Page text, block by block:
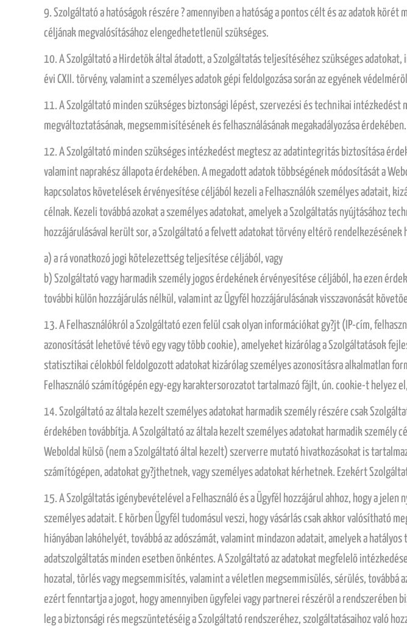
9. Szolgáltató a hatóságok részére ? amennyiben a hatóság a pontos célt és az adatok
céljának megvalósításához elengedhetetlenül szükséges.
10. A Szolgáltató a Hirdetök által átadott, a Szolgáltatás teljesítéséhez szükséges
évi CXII. törvény, valamint a személyes adatok gépi feldolgozása során az egyének
11. A Szolgáltató minden szükséges biztonsági lépést, szervezési és technikai intézkedést
megváltoztatásának, megsemmisítésének és felhasználásának megakadályozása érdekében.
12. A Szolgáltató minden szükséges intézkedést megtesz az adatintegritás biztosítása
valamint naprakész állapota érdekében. A megadott adatok többségének módosítását a
kapcsolatos követelések érvényesítése céljából kezeli a Felhasználók személyes adatait,
célnak. Kezeli továbbá azokat a személyes adatokat, amelyek a Szolgáltatás nyújtásához
hozzájárulásával került sor, a Szolgáltató a felvett adatokat törvény eltérö rendelkezésének
a) a rá vonatkozó jogi kötelezettség teljesítése céljából, vagy
b) Szolgáltató vagy harmadik személy jogos érdekének érvényesítése céljából, ha ezen
további külön hozzájárulás nélkül, valamint az Ügyfél hozzájárulásának visszavonását
13. A Felhasználókról a Szolgáltató ezen felül csak olyan információkat gy?jt (IP-cím,
azonosítását lehetövé tévö egy vagy több cookie), amelyeket kizárólag a Szolgáltatások
statisztikai célokból feldolgozott adatokat kizárólag személyes azonosításra alkalmatlan
Felhasználó számítógépén egy-egy karaktersorozatot tartalmazó fájlt, ún. cookie-t helyez
14. Szolgáltató az általa kezelt személyes adatokat harmadik személy részére csak
érdekében továbbítja. A Szolgáltató az általa kezelt személyes adatokat harmadik személy
Weboldal külsö (nem a Szolgáltató által kezelt) szerverre mutató hivatkozásokat is
számítógépen, adatokat gy?jthetnek, vagy személyes adatokat kérhetnek. Ezekért
15. A Szolgáltatás igénybevételével a Felhasználó és a Ügyfél hozzájárul ahhoz, hogy a
személyes adatait. E körben Ügyfél tudomásul veszi, hogy vásárlás csak akkor valósítható
hiányában lakóhelyét, továbbá az adószámát, valamint mindazon adatait, amelyek a
adatszolgáltatás minden esetben önkéntes. A Szolgáltató az adatokat megfelelö
hozatal, törlés vagy megsemmisítés, valamint a véletlen megsemmisülés, sérülés,
ezért fenntartja a jogot, hogy amennyiben ügyfelei vagy partnerei részéröl a
leg a biztonsági rés megszüntetéséig a Szolgáltató rendszeréhez, szolgáltatásaihoz való